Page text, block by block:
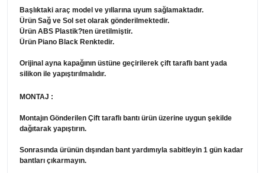
Başlıktaki araç model ve yıllarına uyum sağlamaktadır.
Ürün Sağ ve Sol set olarak gönderilmektedir.
Ürün ABS Plastik?ten üretilmiştir.
Ürün Piano Black Renktedir.
Orijinal ayna kapağının üstüne geçirilerek çift taraflı bant yada
silikon ile yapıştırılmalıdır.
MONTAJ :
Montajın Gönderilen Çift taraflı bantı ürün üzerine uygun şekilde
dağıtarak yapıştırın.
Sonrasında ürünün dışından bant yardımıyla sabitleyin 1 gün kadar
bantları çıkarmayın.